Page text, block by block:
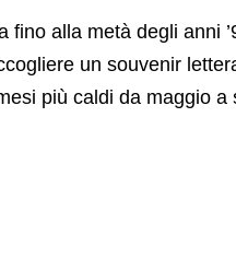
fino alla metà degli anni
un souvenir
più caldi da maggio a